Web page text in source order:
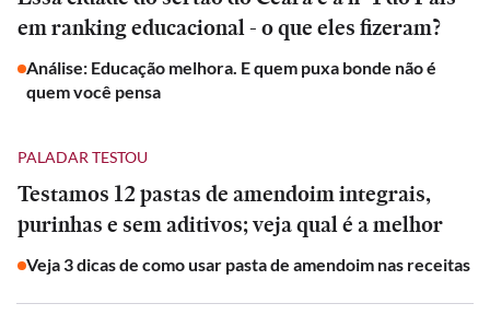
em ranking educacional - o que eles fizeram?
Análise: Educação melhora. E quem puxa bonde não é
quem você pensa
PALADAR TESTOU
Testamos 12 pastas de amendoim integrais,
purinhas e sem aditivos; veja qual é a melhor
Veja 3 dicas de como usar pasta de amendoim nas receitas